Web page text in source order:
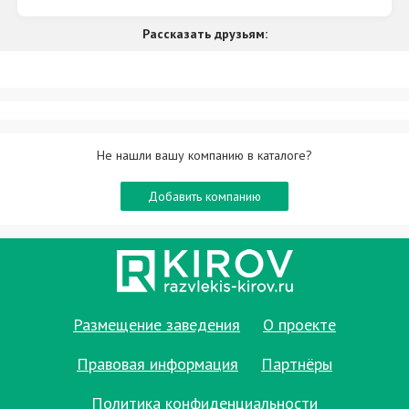
Рассказать друзьям:
Не нашли вашу компанию в каталоге?
Добавить компанию
Размещение заведения
О проекте
Правовая информация
Партнёры
Политика конфиденциальности